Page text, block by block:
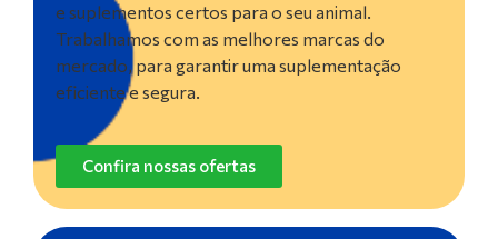
e suplementos certos para o seu animal.
Trabalhamos com as melhores marcas do
mercado, para garantir uma suplementação
eficiente e segura.
Confira nossas ofertas